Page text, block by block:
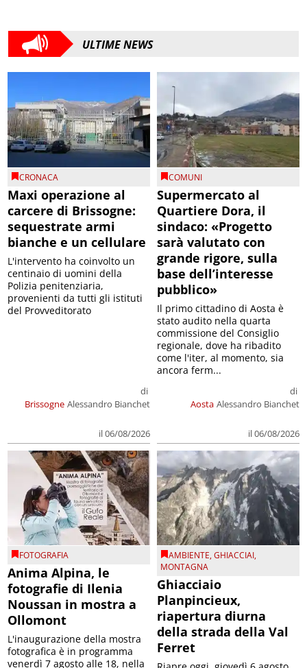
ULTIME NEWS
CRONACA
Maxi operazione al
carcere di Brissogne:
sequestrate armi
bianche e un cellulare
Brissogne
di
Alessandro Bianchet
il 06/08/2026
L'intervento ha coinvolto un
centinaio di uomini della
Polizia penitenziaria,
provenienti da tutti gli istituti
del Provveditorato
COMUNI
Supermercato al
Quartiere Dora, il
sindaco: «Progetto
sarà valutato con
grande rigore, sulla
base dell’interesse
pubblico»
Aosta
di
Alessandro Bianchet
il 06/08/2026
Il primo cittadino di Aosta è
stato audito nella quarta
commissione del Consiglio
regionale, dove ha ribadito
come l'iter, al momento, sia
ancora ferm...
FOTOGRAFIA
Anima Alpina, le
fotografie di Ilenia
Noussan in mostra a
Ollomont
L'inaugurazione della mostra
fotografica è in programma
venerdì 7 agosto alle 18, nella
AMBIENTE,GHIACCIAI,
MONTAGNA
Ghiacciaio
Planpincieux,
riapertura diurna
della strada della Val
Ferret